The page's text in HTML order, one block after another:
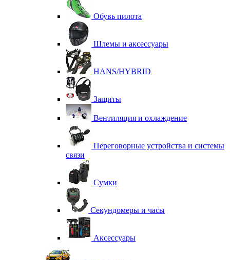
Обувь пилота
Шлемы и аксессуары
HANS/HYBRID
Защиты
Вентиляция и охлаждение
Переговорные устройства и системы
связи
Сумки
Секундомеры и часы
Аксессуары